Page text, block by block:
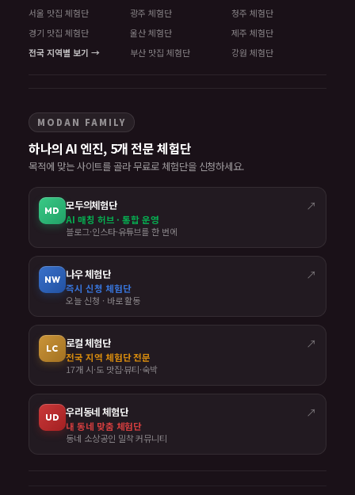
서울 맛집 체험단
경기 맛집 체험단
전국 지역별 보기 →
광주 체험단
울산 체험단
부산 맛집 체험단
청주 체험단
제주 체험단
강원 체험단
MODAN FAMILY
하나의 AI 엔진, 5개 전문 체험단
목적에 맞는 사이트를 골라 무료로 체험단을 신청하세요.
MD 모두의체험단 ↗
AI 매칭 허브 · 통합 운영
블로그·인스타·유튜브를 한 번에
NW 나우 체험단 ↗
즉시 신청 체험단
오늘 신청 · 바로 활동
LC 로컬 체험단 ↗
전국 지역 체험단 전문
17개 시·도 맛집·뷰티·숙박
UD 우리동네 체험단 ↗
내 동네 맞춤 체험단
동네 소상공인 밀착 커뮤니티